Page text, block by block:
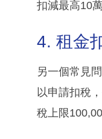
扣減最高10
4. 租金
另一個常見
以申請扣稅
稅上限